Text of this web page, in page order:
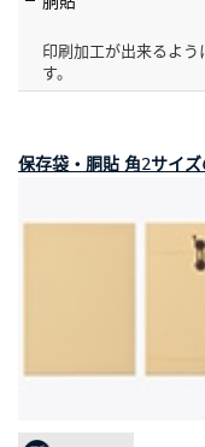
印刷加工が出来るよ
す。
保存袋・胴貼 角2サイ